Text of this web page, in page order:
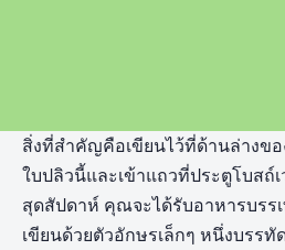
สิ่งที่สำคัญคือเขียนไว้ที่ด้านล่างข
ใบปลิวนี้และเข้าแถวที่ประตูโบสถ์
สุดสัปดาห์ คุณจะได้รับอาหารบรร
เขียนด้วยตัวอักษรเล็กๆ หนึ่งบรร